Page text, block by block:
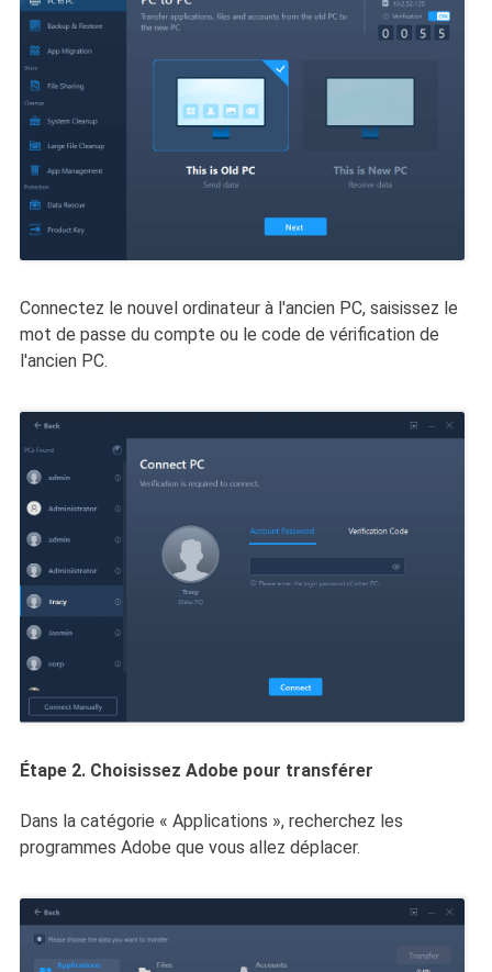
Connectez le nouvel ordinateur à l'ancien PC, saisissez le
mot de passe du compte ou le code de vérification de
l'ancien PC.
Étape 2. Choisissez Adobe pour transférer
Dans la catégorie « Applications », recherchez les
programmes Adobe que vous allez déplacer.